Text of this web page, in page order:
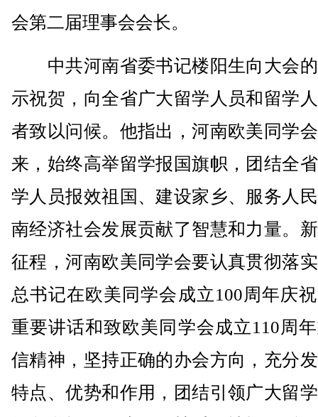
会第二届理事会会长。
中共河南省委书记楼阳生向大会
示祝贺，向全省广大留学人员和留学
者致以问候。他指出，河南欧美同学
来，始终高举留学报国旗帜，团结全
学人员报效祖国、建设家乡、服务人
南经济社会发展贡献了智慧和力量。
征程，河南欧美同学会要认真贯彻落
总书记在欧美同学会成立100周年庆
重要讲话和致欧美同学会成立110周
信精神，坚持正确的办会方向，充分
特点、优势和作用，团结引领广大留